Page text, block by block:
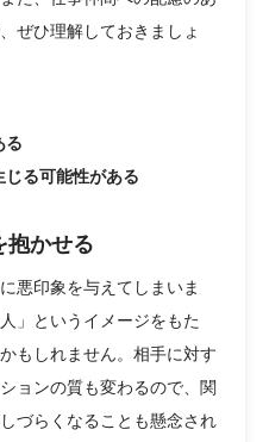
ぜひ理解しておきましょ
る
る可能性がある
かせる
悪印象を与えてしまいま
」というイメージをもた
もしれません。相手に対す
ョンの質も変わるので、関
づらくなることも懸念され